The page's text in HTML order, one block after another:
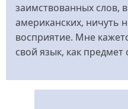
заимствованных слов,
американских, ничуть
восприятие. Мне
свой язык, как предмет